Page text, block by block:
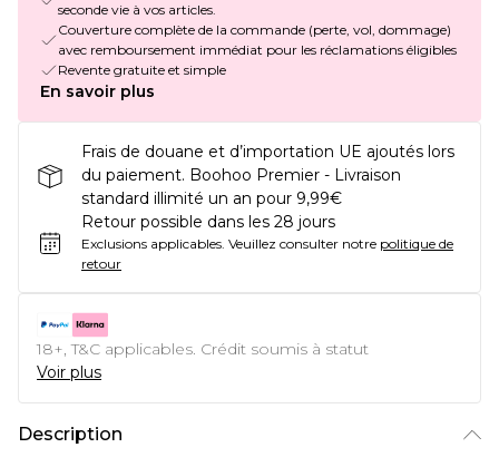
seconde vie à vos articles.
Couverture complète de la commande (perte, vol, dommage)
avec remboursement immédiat pour les réclamations éligibles
Revente gratuite et simple
En savoir plus
Frais de douane et d’importation UE ajoutés lors
du paiement. Boohoo Premier - Livraison
standard illimité un an pour 9,99€
Retour possible dans les 28 jours
Exclusions applicables. Veuillez consulter notre politique de
retour
18+, T&C applicables. Crédit soumis à statut
Voir plus
Description